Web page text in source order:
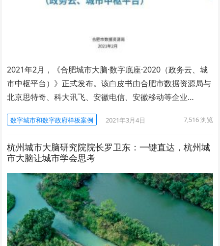
2021年2月，《合肥城市大脑·数字底座·2020（政务云、城
市中枢平台）》正式发布。该白皮书由合肥市数据资源局与
北京思特奇、科大讯飞、安徽电信、安徽移动等企业…
数字城市和数字政府样板案例 2021年3月4日 7,516浏览
杭州城市大脑研究院院长罗卫东：一键直达，杭州城
市大脑让城市学会思考